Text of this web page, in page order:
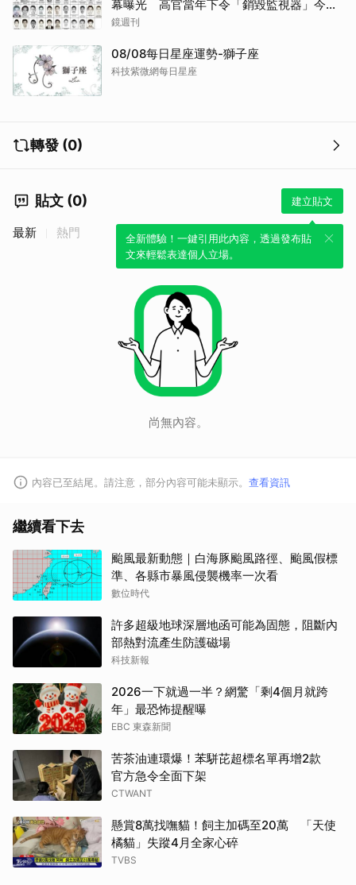
幕曝光 高官當年下令「銷毀監視器」今遭
逮
鏡週刊
08/08每日星座運勢-獅子座
科技紫微網每日星座
轉發 (0)
貼文 (0) 建立貼文
全新體驗！一鍵引用此內容，透過發布貼
文來輕鬆表達個人立場。
最新 熱門
尚無內容。
內容已至結尾。請注意，部分內容可能未顯示。 查看資訊
繼續看下去
颱風最新動態｜白海豚颱風路徑、颱風假標
準、各縣市暴風侵襲機率一次看
數位時代
許多超級地球深層地函可能為固態，阻斷內
部熱對流產生防護磁場
科技新報
2026一下就過一半？網驚「剩4個月就跨
年」最恐怖提醒曝
EBC 東森新聞
苦茶油連環爆！苯駢芘超標名單再增2款
官方急令全面下架
CTWANT
懸賞8萬找嘸貓！飼主加碼至20萬 「天使
橘貓」失蹤4月全家心碎
TVBS